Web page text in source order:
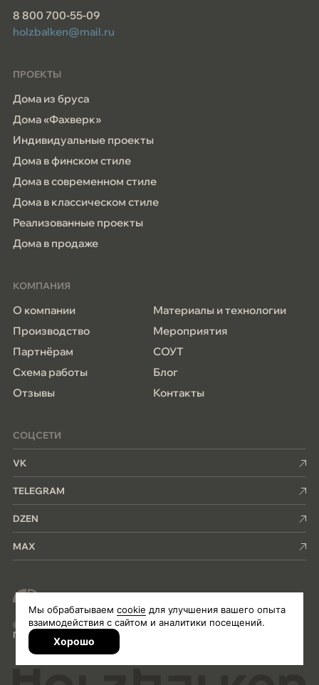
8 800 700-55-09
holzbalken@mail.ru
ПРОЕКТЫ
Дома из бруса
Дома «Фахверк»
Индивидуальные проекты
Дома в финском стиле
Дома в современном стиле
Дома в классическом стиле
Реализованные проекты
Дома в продаже
КОМПАНИЯ
О компании
Производство
Партнёрам
Схема работы
Отзывы
Материалы и технологии
Мероприятия
СОУТ
Блог
Контакты
СОЦСЕТИ
VK
TELEGRAM
DZEN
MAX
домостроения
©2026 Holzbalken
Политика конфиденциальности